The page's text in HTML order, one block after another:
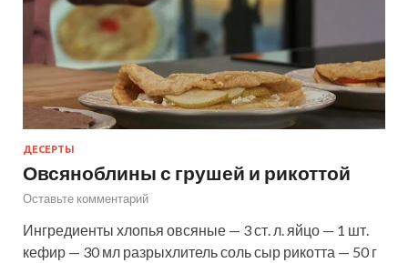
ДЕСЕРТЫ
Овсяноблины с грушей и рикоттой
Оставьте комментарий
Ингредиенты хлопья овсяные — 3 ст. л. яйцо — 1 шт.
кефир — 30 мл разрыхлитель соль сыр рикотта — 50 г